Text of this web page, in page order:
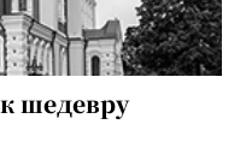
шедевру